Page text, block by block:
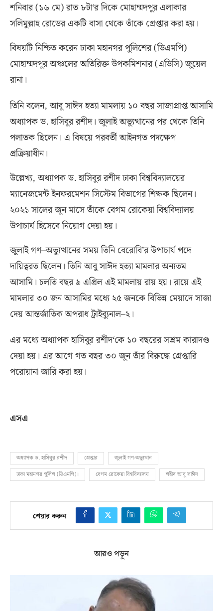
শনিবার(১৬ মে)রাত ৮টা‘র দিকে মোহাম্মদপুর এলাকার
সলিমুল্লাহ রোডের একটি বাসা থেকে তাঁকে গ্রেপ্তার করা হয়।
বিষয়টি নিশ্চিত করেন ঢাকা মহানগর পুলিশের(ডিএমপি)
মোহাম্মদপুর অঞ্চলের অতিরিক্ত উপকমিশনার(এডিসি)জুয়েল
রানা।
তিনি বলেন,আবু সাঈদ হত্যা মামলায় ১০ বছর সাজাপ্রাপ্ত আসামি
অধ্যাপক ড.হাসিবুর রশীদ। জুলাই অভ্যুত্থানের পর থেকে তিনি
পলাতক ছিলেন। এ বিষয়ে পরবর্তী আইনগত পদক্ষেপ
প্রক্রিয়াধীন।
উল্লেখ্য,অধ্যাপক ড.হাসিবুর রশীদ ঢাকা বিশ্ববিদ্যালয়ের
ম্যানেজমেন্ট ইনফরমেশন সিস্টেম বিভাগের শিক্ষক ছিলেন।
২০২১ সালের জুন মাসে তাঁকে বেগম রোকেয়া বিশ্ববিদ্যালয়
উপাচার্য হিসেবে নিয়োগ দেয়া হয়।
জুলাই গণ–অভ্যুত্থানের সময় তিনি বেরোবি’র উপাচার্য পদে
দায়িত্বরত ছিলেন। তিনি আবু সাঈদ হত্যা মামলার অন্যতম
আসামি। চলতি বছর ৯ এপ্রিল এই মামলায় রায় হয়। রায়ে এই
মামলার ৩০ জন আসামির মধ্যে ২৫ জনকে বিভিন্ন মেয়াদে সাজা
দেয় আন্তর্জাতিক অপরাধ ট্রাইব্যুনাল–২।
এর মধ্যে অধ্যাপক হাসিবুর রশীদ‘কে ১০ বছরের সশ্রম কারাদণ্ড
দেয়া হয়। এর আগে গত বছর ৩০ জুন তাঁর বিরুদ্ধে গ্রেপ্তারি
পরোয়ানা জারি করা হয়।
এসএ
অধ্যাপক ড. হাসিবুর রশীদ গ্রেপ্তার
জুলাই গণ-অভ্যুত্থান
ঢাকা মহানগর পুলিশ (ডিএমপি)।
বেগম রোকেয়া বিশ্ববিদ্যালয় শহীদ আবু সাঈদ
শেয়ার করুন
আরও পড়ুন